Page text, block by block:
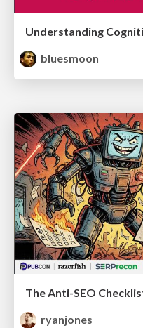
bluesmoon
ryanjones